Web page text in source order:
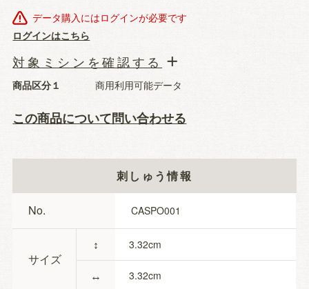
データ購入にはログインが必要です
ログインはこちら
商品区分１ 商用利用可能データ
この商品について問い合わせる
対象ミシンを確認する
刺しゅう情報
No. CASPO001
サイズ
↕
↔
3.32
3.32